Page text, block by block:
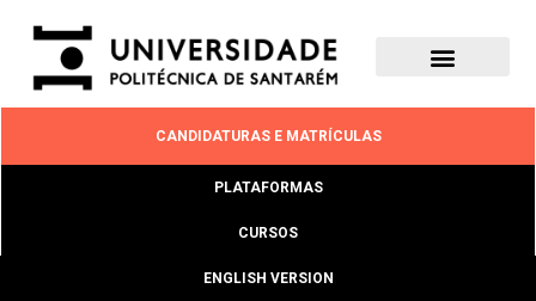
CANDIDATURAS E MATRÍCULAS
PLATAFORMAS
CURSOS
ENGLISH VERSION